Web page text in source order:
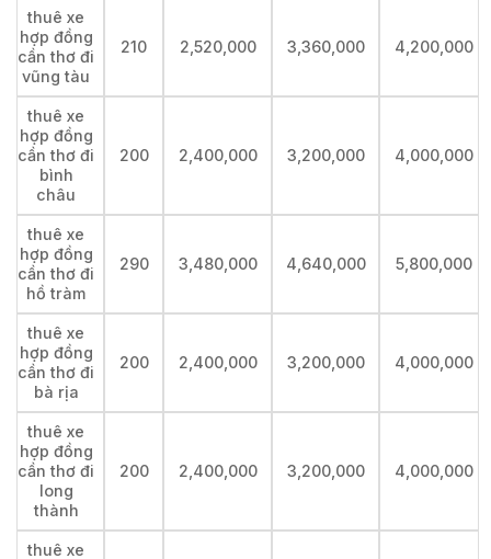
thuê xe
hợp đồng
cần thơ đi
vũng tàu
210 2,520,000 3,360,000 4,200,000
thuê xe
hợp đồng
cần thơ đi
bình
châu
200 2,400,000 3,200,000 4,000,000
thuê xe
hợp đồng
cần thơ đi
hồ tràm
290 3,480,000 4,640,000 5,800,000
thuê xe
hợp đồng
cần thơ đi
bà rịa
200 2,400,000 3,200,000 4,000,000
thuê xe
hợp đồng
cần thơ đi
long
thành
200 2,400,000 3,200,000 4,000,000
thuê xe